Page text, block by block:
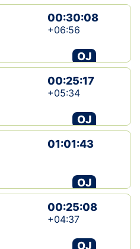
00:30:08
+06:56
OJ
00:25:17
+05:34
OJ
01:01:43
OJ
00:25:08
+04:37
OJ